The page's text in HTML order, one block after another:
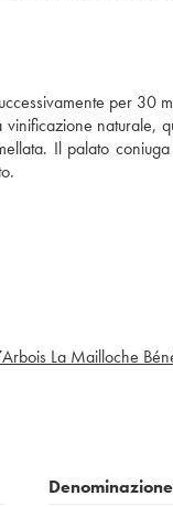
per 30
Il palato
Arbois La Mailloche